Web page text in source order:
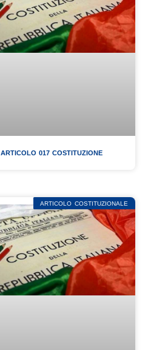
ARTICOLO 017 COSTITUZIONE
ARTICOLO COSTITUZIONALE